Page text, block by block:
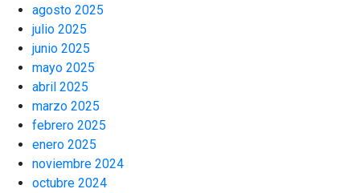
agosto 2025
julio 2025
junio 2025
mayo 2025
abril 2025
marzo 2025
febrero 2025
enero 2025
noviembre 2024
octubre 2024